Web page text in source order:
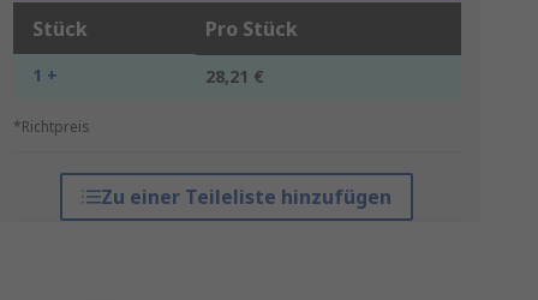
Stück Pro Stück
1 + 28,21 €
*Richtpreis
Zu einer Teileliste hinzufügen